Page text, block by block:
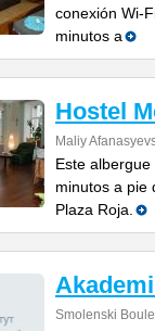
conexión Wi-
minutos a
Hostel
Maliy
Este
minutos a pie
Plaza Roja.
Smolenski